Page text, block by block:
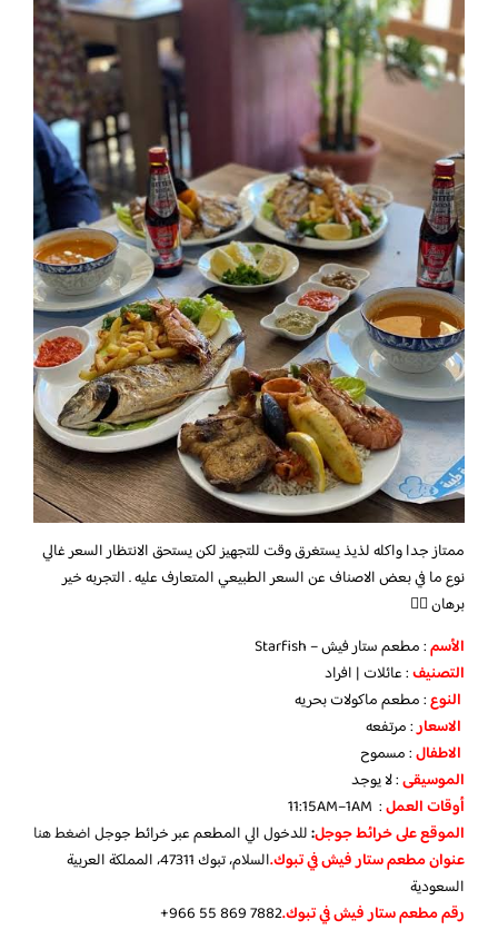
ممتاز جدا واكله لذيذ يستغرق وقت للتجهيز لكن يستحق الانتظار السعر غالي
نوع ما في بعض الاصناف عن السعر الطبيعي المتعارف عليه . التجربه خير
برهان 👍🏼
الأسم: مطعم ستار فيش – Starfish
التصنيف: عائلات | افراد
النوع: مطعم ماكولات بحريه
الاسعار: مرتفعه
الاطفال: مسموح
الموسيقى: لا يوجد
أوقات العمل: 11:15AM–1AM
الموقع على خرائط جوجل:للدخول الي المطعم عبر خرائط جوجلاضغط هنا
عنوان مطعم ستار فيش في تبوك.
السلام، تبوك 47311، المملكة العربية
السعودية
رقم مطعم ستار فيش في تبوك.